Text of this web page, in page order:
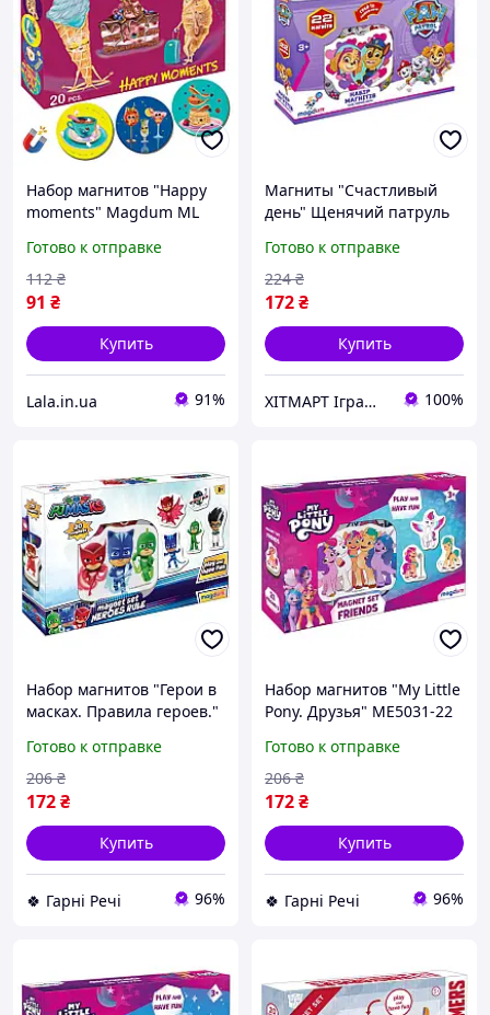
Набор магнитов "Happy
moments" Magdum ML
Готово к отправке
91 ₴
112 ₴
Купить
Lala.in.ua 91%
Магниты "Счастливый
день" Щенячий патруль
магнита ХІТМАРТ Іграшки
Готово к отправке
172₴
224 ₴
Купить
ХІТМАРТ Іграшки 100%
Набор магнитов "Герои в
масках. Правила героев."
Готово к отправке
172₴
206 ₴
Купить
🍀 Гарні Речі 96%
Набор магнитов "My Little
Pony. Друзья" МЕ5031-22
Готово к отправке
172₴
206 ₴
Купить
🍀 Гарні Речі 96%